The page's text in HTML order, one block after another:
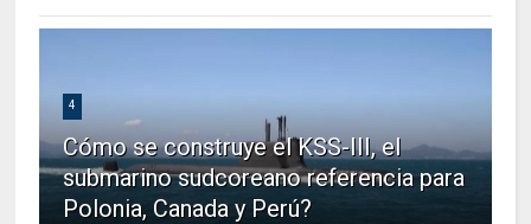
4
Cómo se construye el KSS-III, el
submarino sudcoreano referencia para
Polonia, Canada y Perú?